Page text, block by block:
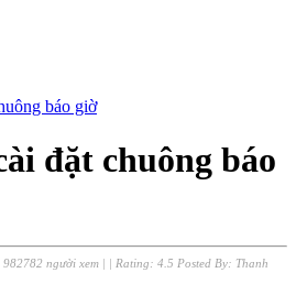
báo giờ
đặt chuông báo
982782 người xem | | Rating: 4.5 Posted By: Thanh